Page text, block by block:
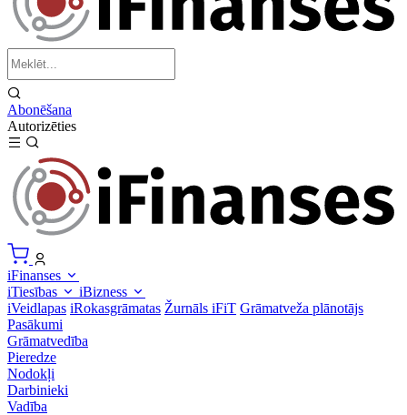
Abonēšana
Autorizēties
iFinanses
iTiesības
iBizness
iVeidlapas iRokasgrāmatas Žurnāls iFiT Grāmatveža plānotājs
Pasākumi
Grāmatvedība
Pieredze
Nodokļi
Darbinieki
Vadība